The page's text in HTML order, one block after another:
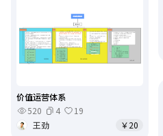
价值运营体系
520
4
19
王劲
￥20